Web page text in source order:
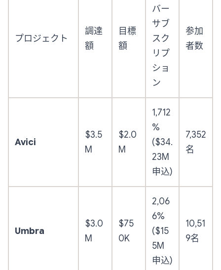
プロジェクト
調達
額
目標
額
バー
サブ
スク
リプ
ショ
ン
参加
者数
Avici
$3.5
M
$2.0
M
1,712
%
($34.
23M
申込)
7,352
名
Umbra
$3.0
M
$75
0K
2,06
6%
($15
5M
申込)
10,51
9名